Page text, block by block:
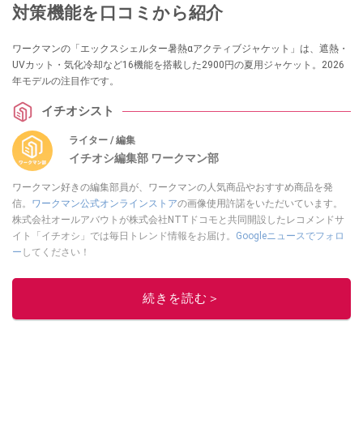
対策機能を口コミから紹介
ワークマンの「エックスシェルター暑熱αアクティブジャケット」は、遮熱・
UVカット・気化冷却など16機能を搭載した2900円の夏用ジャケット。2026
年モデルの注目作です。
イチオシスト
ライター / 編集
イチオシ編集部 ワークマン部
ワークマン好きの編集部員が、ワークマンの人気商品やおすすめ商品を発
信。 ワークマン公式オンラインストアの画像使用許諾をいただいています。
株式会社オールアバウトが株式会社NTTドコモと共同開設したレコメンドサ
イト「イチオシ」では毎日トレンド情報をお届け。 Googleニュースでフォロ
ー してください！
このイチオシストの他の記事を読む
続きを読む＞